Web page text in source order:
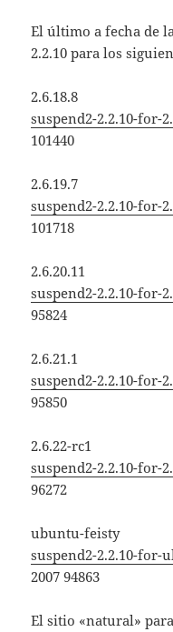
El último a fecha de
2.2.10 para los
2.6.18.8
suspend2-2.2.10-for-
101440
2.6.19.7
suspend2-2.2.10-for-
101718
2.6.20.11
suspend2-2.2.10-for-
95824
2.6.21.1
suspend2-2.2.10-for-
95850
2.6.22-rc1
suspend2-2.2.10-for-
96272
ubuntu-feisty
suspend2-2.2.10-for-
2007 94863
El sitio «natural»